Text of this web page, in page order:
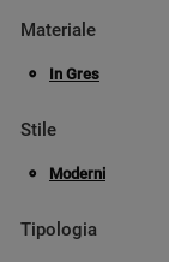
Materiale
In Gres
Stile
Moderni
Tipologia